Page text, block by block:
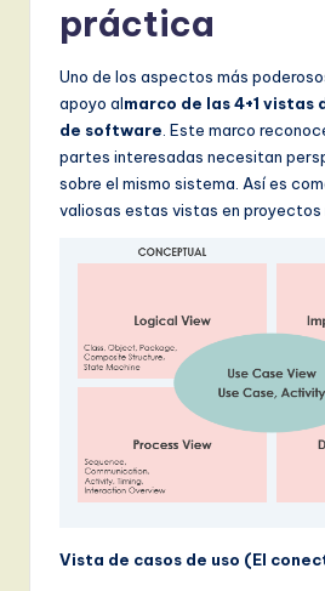
práctica
Uno de los aspectos más
apoyo almarco de las 4+1
de software . Este marco
partes interesadas necesitan
sobre el mismo sistema. Así es
valiosas estas vistas en proyectos
Vista de casos de uso (El